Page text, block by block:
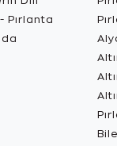
Pırlanta